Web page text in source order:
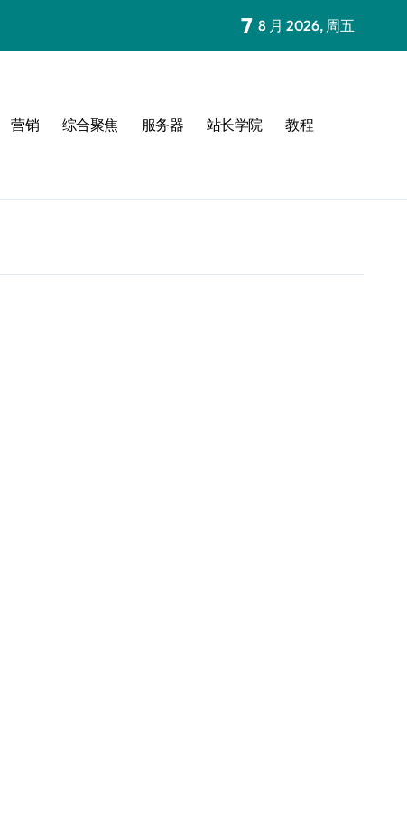
7 8 月 2026, 周五
营销 综合聚焦 服务器 站长学院 教程